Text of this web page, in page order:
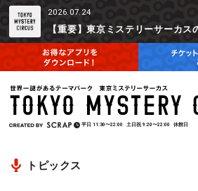
2026.07.24
平日 11:30〜22:00 土日祝 9:20〜22:00 休館日
トピックス